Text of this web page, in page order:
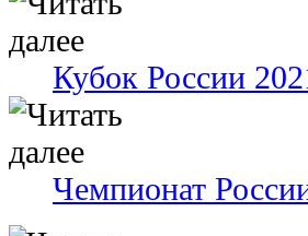
Кубок России
Чемпионат